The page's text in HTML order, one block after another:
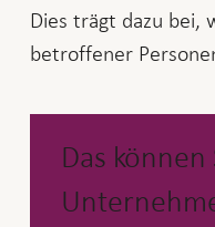
Dies trägt dazu bei,
betroffener
Das können